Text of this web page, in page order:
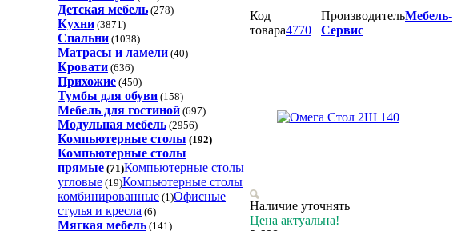
Детская мебель (278)
Кухни (3871)
Спальни (1038)
Матрасы и ламели (40)
Кровати (636)
Прихожие (450)
Тумбы для обуви (158)
Мебель для гостиной (697)
Модульная мебель (2956)
Компьютерные столы (192)
Компьютерные столы
прямые (71)Компьютерные столы
угловые (19)Компьютерные столы
комбинированные (1)Офисные
стулья и кресла (6)
Мягкая мебель (141)
Код
товара4770
ПроизводительМебель-
Сервис
Наличие уточнять
Цена актуальна!